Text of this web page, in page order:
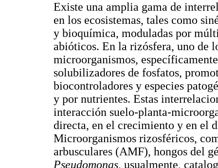
Existe una amplia gama de
en los ecosistemas, tales como
y bioquímica, moduladas por
abióticos. En la rizósfera, uno de
microorganismos,
solubilizadores de fosfatos,
biocontroladores y especies
y por nutrientes. Estas
interacción suelo-planta-
directa, en el crecimiento y en el
Microorganismos rizosféricos,
arbusculares (AMF), hongos del
Pseudomonas, usualmente,